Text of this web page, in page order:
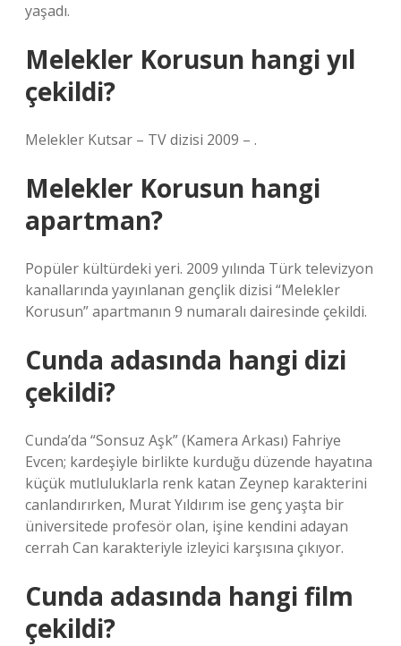
yaşadı.
Melekler Korusun hangi yıl
çekildi?
Melekler Kutsar – TV dizisi 2009 – .
Melekler Korusun hangi
apartman?
Popüler kültürdeki yeri. 2009 yılında Türk televizyon
kanallarında yayınlanan gençlik dizisi “Melekler
Korusun” apartmanın 9 numaralı dairesinde çekildi.
Cunda adasında hangi dizi
çekildi?
Cunda’da “Sonsuz Aşk” (Kamera Arkası) Fahriye
Evcen; kardeşiyle birlikte kurduğu düzende hayatına
küçük mutluluklarla renk katan Zeynep karakterini
canlandırırken, Murat Yıldırım ise genç yaşta bir
üniversitede profesör olan, işine kendini adayan
cerrah Can karakteriyle izleyici karşısına çıkıyor.
Cunda adasında hangi film
çekildi?